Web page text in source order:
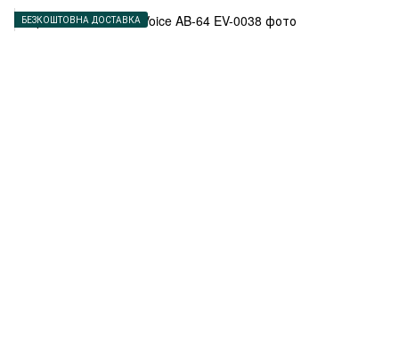
БЕЗКОШТОВНА ДОСТАВКА